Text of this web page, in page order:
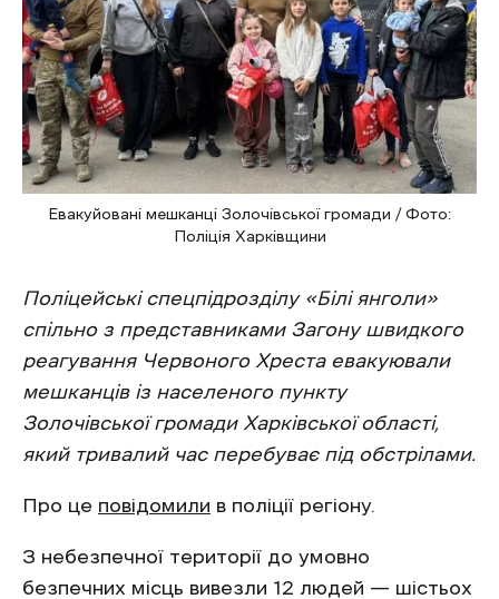
Евакуйовані мешканці Золочівської громади / Фото:
Поліція Харківщини
Поліцейські спецпідрозділу «Білі янголи»
спільно з представниками Загону швидкого
реагування Червоного Хреста евакуювали
мешканців із населеного пункту
Золочівської громади Харківської області,
який тривалий час перебуває під обстрілами.
Про це повідомили в поліції регіону.
З небезпечної території до умовно
безпечних місць вивезли 12 людей — шістьох